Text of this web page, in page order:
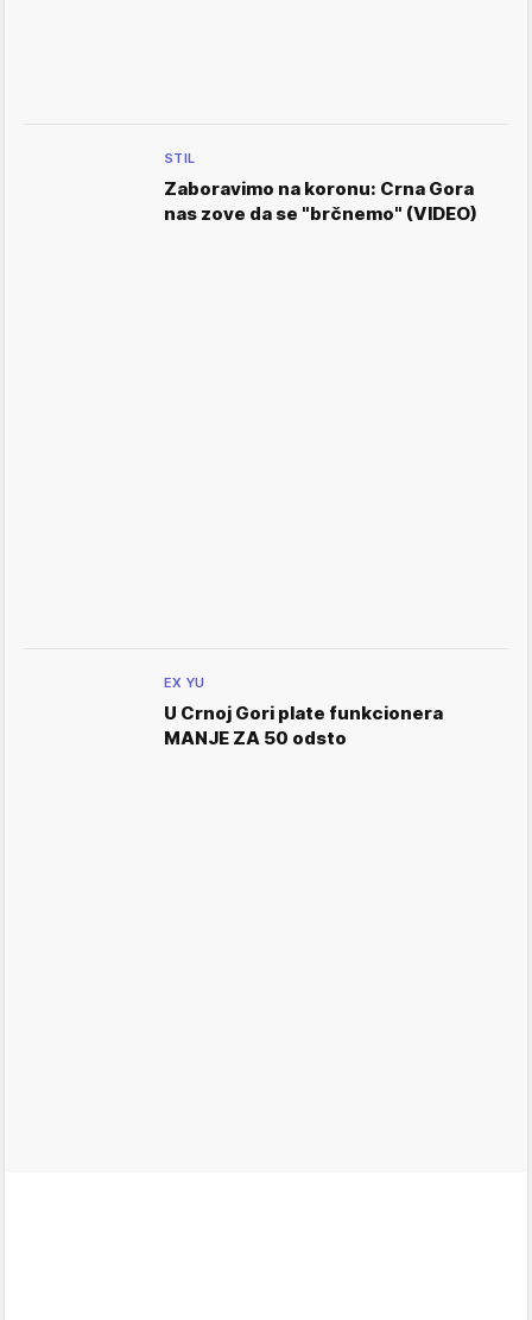
STIL
Zaboravimo na koronu: Crna Gora
nas zove da se "brčnemo" (VIDEO)
EX YU
U Crnoj Gori plate funkcionera
MANJE ZA 50 odsto